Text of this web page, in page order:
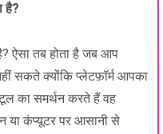
है?
ऐसा तब होता है जब आप
सकते क्योंकि प्लेटफ़ॉर्म आपका
का समर्थन करते हैं वह
या कंप्यूटर पर आसानी से